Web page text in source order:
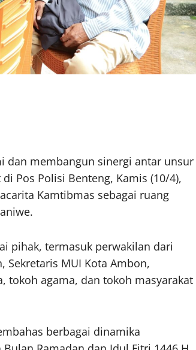
dan membangun sinergi antar unsur
Pos Polisi Benteng, Kamis (10/4),
Kamtibmas sebagai ruang
pihak, termasuk perwakilan dari
Sekretaris MUI Kota Ambon,
tokoh agama, dan tokoh masyarakat
berbagai dinamika